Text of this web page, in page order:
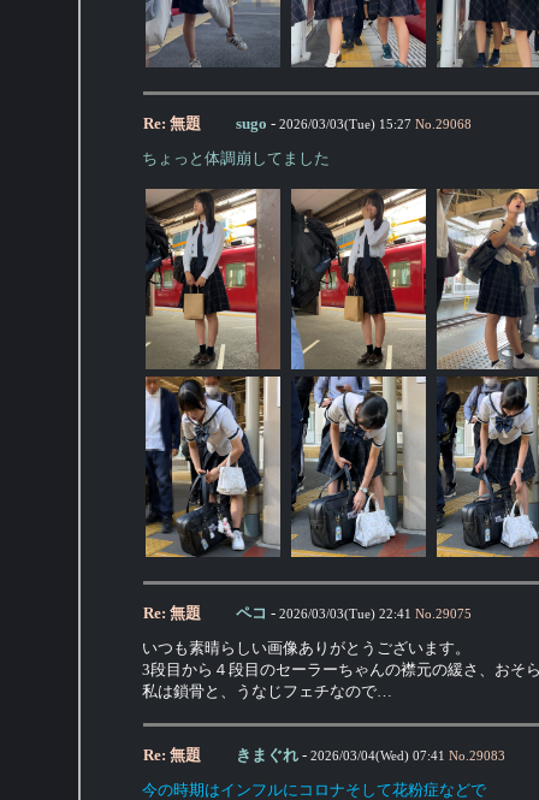
Re: 無題 sugo - 2026/03/03(Tue) 15:27 No. 29068
ちょっと体調崩してました
Re: 無題 ペコ - 2026/03/03(Tue) 22:41 No. 29075
いつも素晴らしい画像ありがとうございます。
3段目から４段目のセーラーちゃんの襟元の緩さ、おそ
私は鎖骨と、うなじフェチなので…
Re: 無題 きまぐれ - 2026/03/04(Wed) 07:41 No. 29083
今の時期はインフルにコロナそして花粉症などで